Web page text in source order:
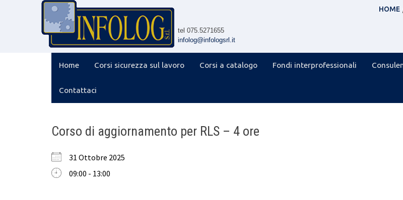
tel 075.5271655
infolog@infologsrl.it
HOME
Home Corsi sicurezza sul lavoro Corsi a catalogo Fondi interprofessionali
Contattaci
Corso di aggiornamento per RLS – 4 ore
31 Ottobre 2025
09:00 - 13:00